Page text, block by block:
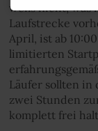
weiß nicht, was
Laufstrecke
April, ist ab
limitierten
Läufer sollten in
zwei Stunden
komplett frei